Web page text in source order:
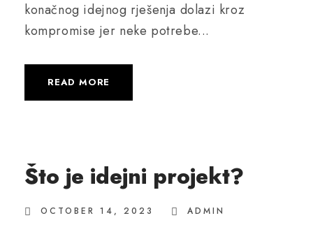
konačnog idejnog rješenja dolazi kroz
kompromise jer neke potrebe...
READ MORE
Što je idejni projekt?
OCTOBER 14, 2023
ADMIN